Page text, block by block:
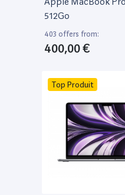
512Go
403 offers from:
400,00 €
Top Produit